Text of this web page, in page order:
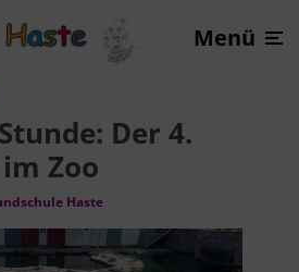
Menü
Der 4.
Zoo
Haste